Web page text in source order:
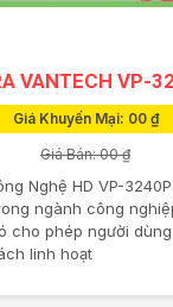
VANTECH VP-
Giá Khuyến Mại: 00 ₫
Giá Bán: 00 ₫
Nghệ HD VP-
ngành công
cho phép người
linh hoạt